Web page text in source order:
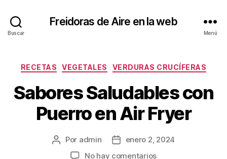
Buscar
Freidoras de Aire en la web
Menú
Categorías
RECETAS VEGETALES VERDURAS CRUCÍFERAS
Sabores Saludables con
Puerro en Air Fryer
Autor
Por admin
Fechaenero 2, 2024
No hay comentariosen